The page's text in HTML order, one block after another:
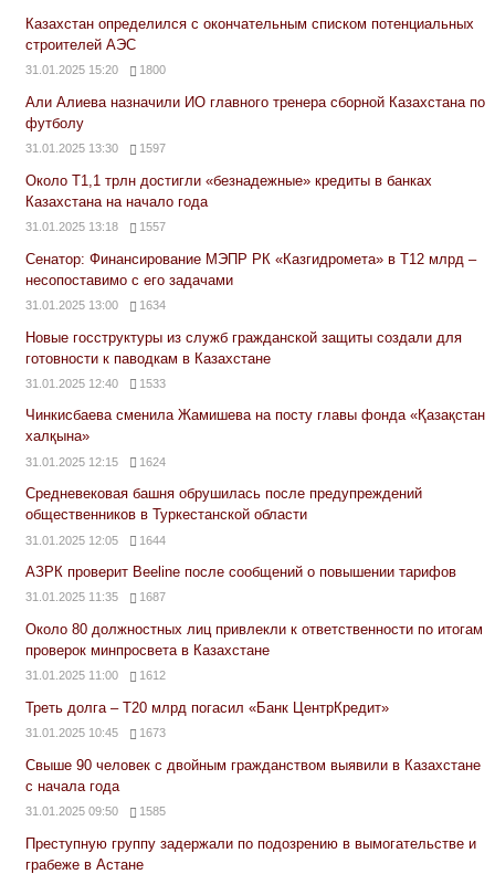
Казахстан определился с окончательным списком потенциальных
строителей АЭС
31.01.2025 15:20 1800
Али Алиева назначили ИО главного тренера сборной Казахстана по
футболу
31.01.2025 13:30 1597
Около Т1,1 трлн достигли «безнадежные» кредиты в банках
Казахстана на начало года
31.01.2025 13:18 1557
Сенатор: Финансирование МЭПР РК «Казгидромета» в Т12 млрд –
несопоставимо с его задачами
31.01.2025 13:00 1634
Новые госструктуры из служб гражданской защиты создали для
готовности к паводкам в Казахстане
31.01.2025 12:40 1533
Чинкисбаева сменила Жамишева на посту главы фонда «Қазақстан
халқына»
31.01.2025 12:15 1624
Средневековая башня обрушилась после предупреждений
общественников в Туркестанской области
31.01.2025 12:05 1644
АЗРК проверит Beeline после сообщений о повышении тарифов
31.01.2025 11:35 1687
Около 80 должностных лиц привлекли к ответственности по итогам
проверок минпросвета в Казахстане
31.01.2025 11:00 1612
Треть долга – Т20 млрд погасил «Банк ЦентрКредит»
31.01.2025 10:45 1673
Свыше 90 человек с двойным гражданством выявили в Казахстане
с начала года
31.01.2025 09:50 1585
Преступную группу задержали по подозрению в вымогательстве и
грабеже в Астане